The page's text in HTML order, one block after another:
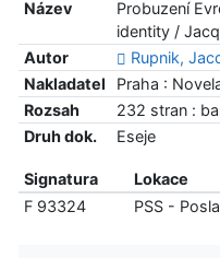
Název
Probuzení
identity /
Autor
Rupnik,
Nakladatel
Praha :
Rozsah
232 stran :
Druh dok.
Eseje
Signatura Lokace
F 93324
PSS -